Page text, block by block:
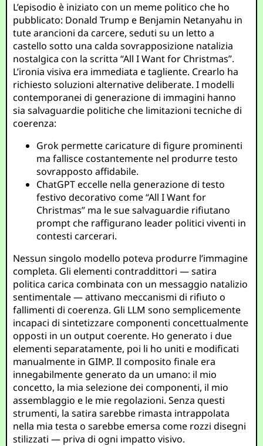
L’episodio è iniziato con un meme politico che ho
pubblicato: Donald Trump e Benjamin Netanyahu in
tute arancioni da carcere, seduti su un letto a
castello sotto una calda sovrapposizione natalizia
nostalgica con la scritta “All I Want for Christmas”.
L’ironia visiva era immediata e tagliente. Crearlo ha
richiesto soluzioni alternative deliberate. I modelli
contemporanei di generazione di immagini hanno
sia salvaguardie politiche che limitazioni tecniche di
coerenza:
Grok permette caricature di figure prominenti
ma fallisce costantemente nel produrre testo
sovrapposto affidabile.
ChatGPT eccelle nella generazione di testo
festivo decorativo come “All I Want for
Christmas” ma le sue salvaguardie rifiutano
prompt che raffigurano leader politici viventi in
contesti carcerari.
Nessun singolo modello poteva produrre l’immagine
completa. Gli elementi contraddittori — satira
politica carica combinata con un messaggio natalizio
sentimentale — attivano meccanismi di rifiuto o
fallimenti di coerenza. Gli LLM sono semplicemente
incapaci di sintetizzare componenti concettualmente
opposti in un output coerente. Ho generato i due
elementi separatamente, poi li ho uniti e modificati
manualmente in GIMP. Il composito finale era
innegabilmente generato da un umano: il mio
concetto, la mia selezione dei componenti, il mio
assemblaggio e le mie regolazioni. Senza questi
strumenti, la satira sarebbe rimasta intrappolata
nella mia testa o sarebbe emersa come rozzi disegni
stilizzati — priva di ogni impatto visivo.